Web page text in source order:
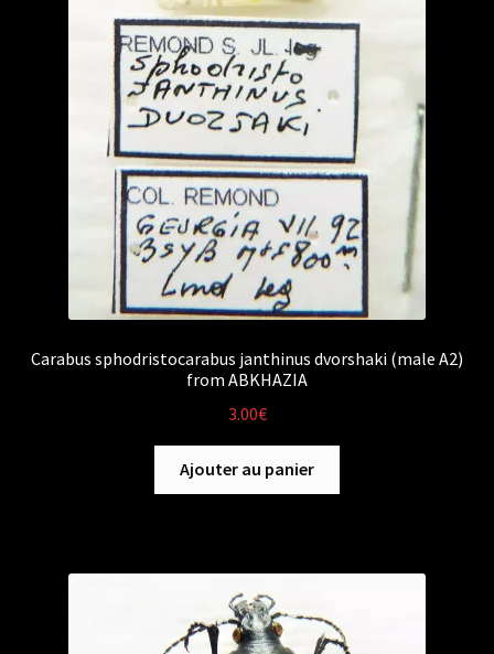
Carabus sphodristocarabus janthinus dvorshaki (male A2)
from ABKHAZIA
3.00€
Ajouter au panier